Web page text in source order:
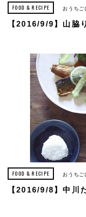
FOOD & RECIPE おうちご
【2016/9/9】山脇
FOOD & RECIPE おうちご
【2016/9/8】中川